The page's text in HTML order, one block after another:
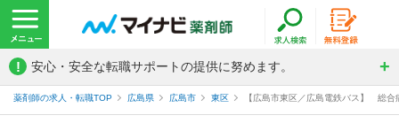
! 安心・安全な転職サポートの提供に努めます。
薬剤師の求人・転職TOP 広島県 広島市 東区 【広島市東区／広島電鉄バス】 総